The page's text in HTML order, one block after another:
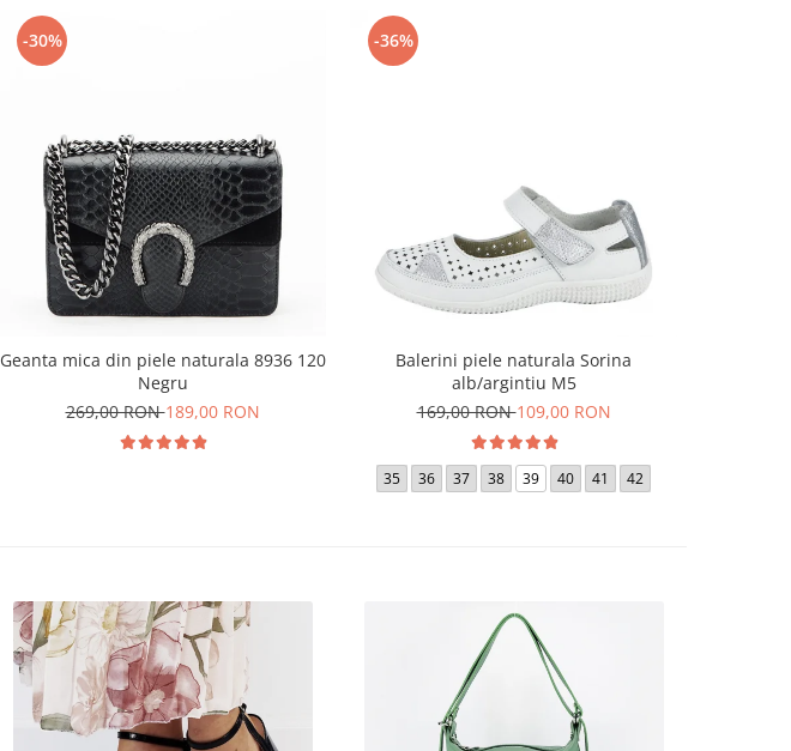
-30%
Geanta mica din piele naturala 8936 120
Negru
269,00 RON189,00 RON
-36%
Balerini piele naturala Sorina
alb/argintiu M5
169,00 RON109,00 RON
35 36 37 38 39 40 41 42